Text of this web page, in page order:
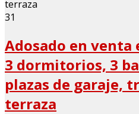
31
Adosado en venta
3 dormitorios, 3
plazas de garaje,
terraza